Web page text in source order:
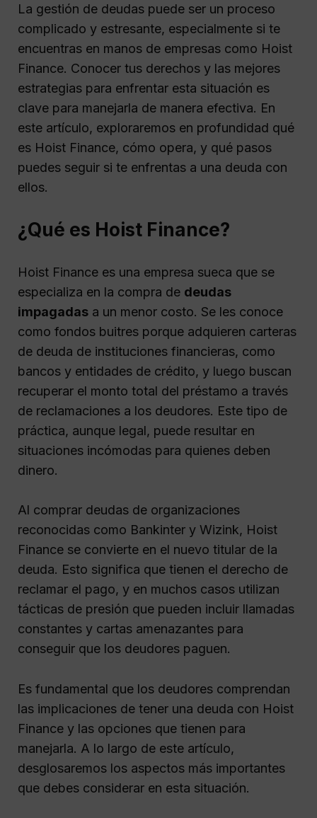
La gestión de deudas puede ser un proceso
complicado y estresante, especialmente si te
encuentras en manos de empresas como Hoist
Finance. Conocer tus derechos y las mejores
estrategias para enfrentar esta situación es
clave para manejarla de manera efectiva. En
este artículo, exploraremos en profundidad qué
es Hoist Finance, cómo opera, y qué pasos
puedes seguir si te enfrentas a una deuda con
ellos.
¿Qué es Hoist Finance?
Hoist Finance es una empresa sueca que se
especializa en la compra de deudas
impagadas a un menor costo. Se les conoce
como fondos buitres porque adquieren carteras
de deuda de instituciones financieras, como
bancos y entidades de crédito, y luego buscan
recuperar el monto total del préstamo a través
de reclamaciones a los deudores. Este tipo de
práctica, aunque legal, puede resultar en
situaciones incómodas para quienes deben
dinero.
Al comprar deudas de organizaciones
reconocidas como Bankinter y Wizink, Hoist
Finance se convierte en el nuevo titular de la
deuda. Esto significa que tienen el derecho de
reclamar el pago, y en muchos casos utilizan
tácticas de presión que pueden incluir llamadas
constantes y cartas amenazantes para
conseguir que los deudores paguen.
Es fundamental que los deudores comprendan
las implicaciones de tener una deuda con Hoist
Finance y las opciones que tienen para
manejarla. A lo largo de este artículo,
desglosaremos los aspectos más importantes
que debes considerar en esta situación.